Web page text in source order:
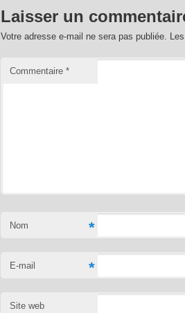
Laisser un
Votre adresse e-mail ne sera pas publiée.
Commentaire*
Nom *
E-mail *
Site web